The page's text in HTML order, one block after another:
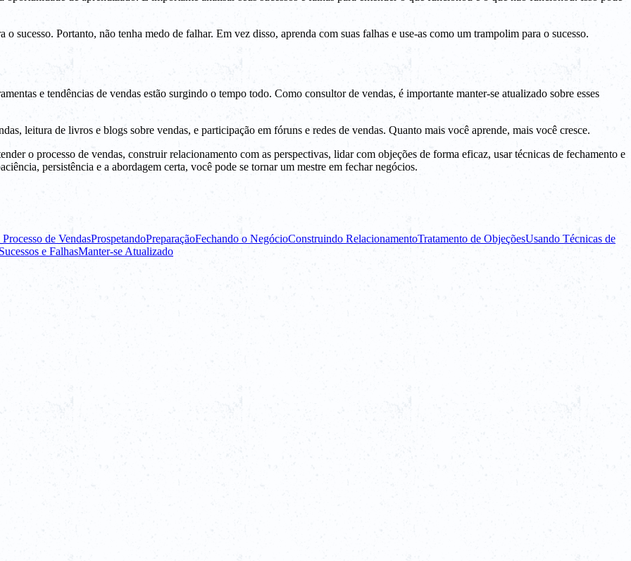
sucesso. Portanto, não tenha medo de falhar. Em vez disso, aprenda com suas falhas e use-as como um trampolim para o sucesso.
e tendências de vendas estão surgindo o tempo todo. Como consultor de vendas, é importante manter-se atualizado sobre esses
leitura de livros e blogs sobre vendas, e participação em fóruns e redes de vendas. Quanto mais você aprende, mais você cresce.
o processo de vendas, construir relacionamento com as perspectivas, lidar com objeções de forma eficaz, usar técnicas de fechamento e
persistência e a abordagem certa, você pode se tornar um mestre em fechar negócios.
de VendasProspetandoPreparaçãoFechando o NegócioConstruindo RelacionamentoTratamento de ObjeçõesUsando Técnicas de
e FalhasManter-se Atualizado